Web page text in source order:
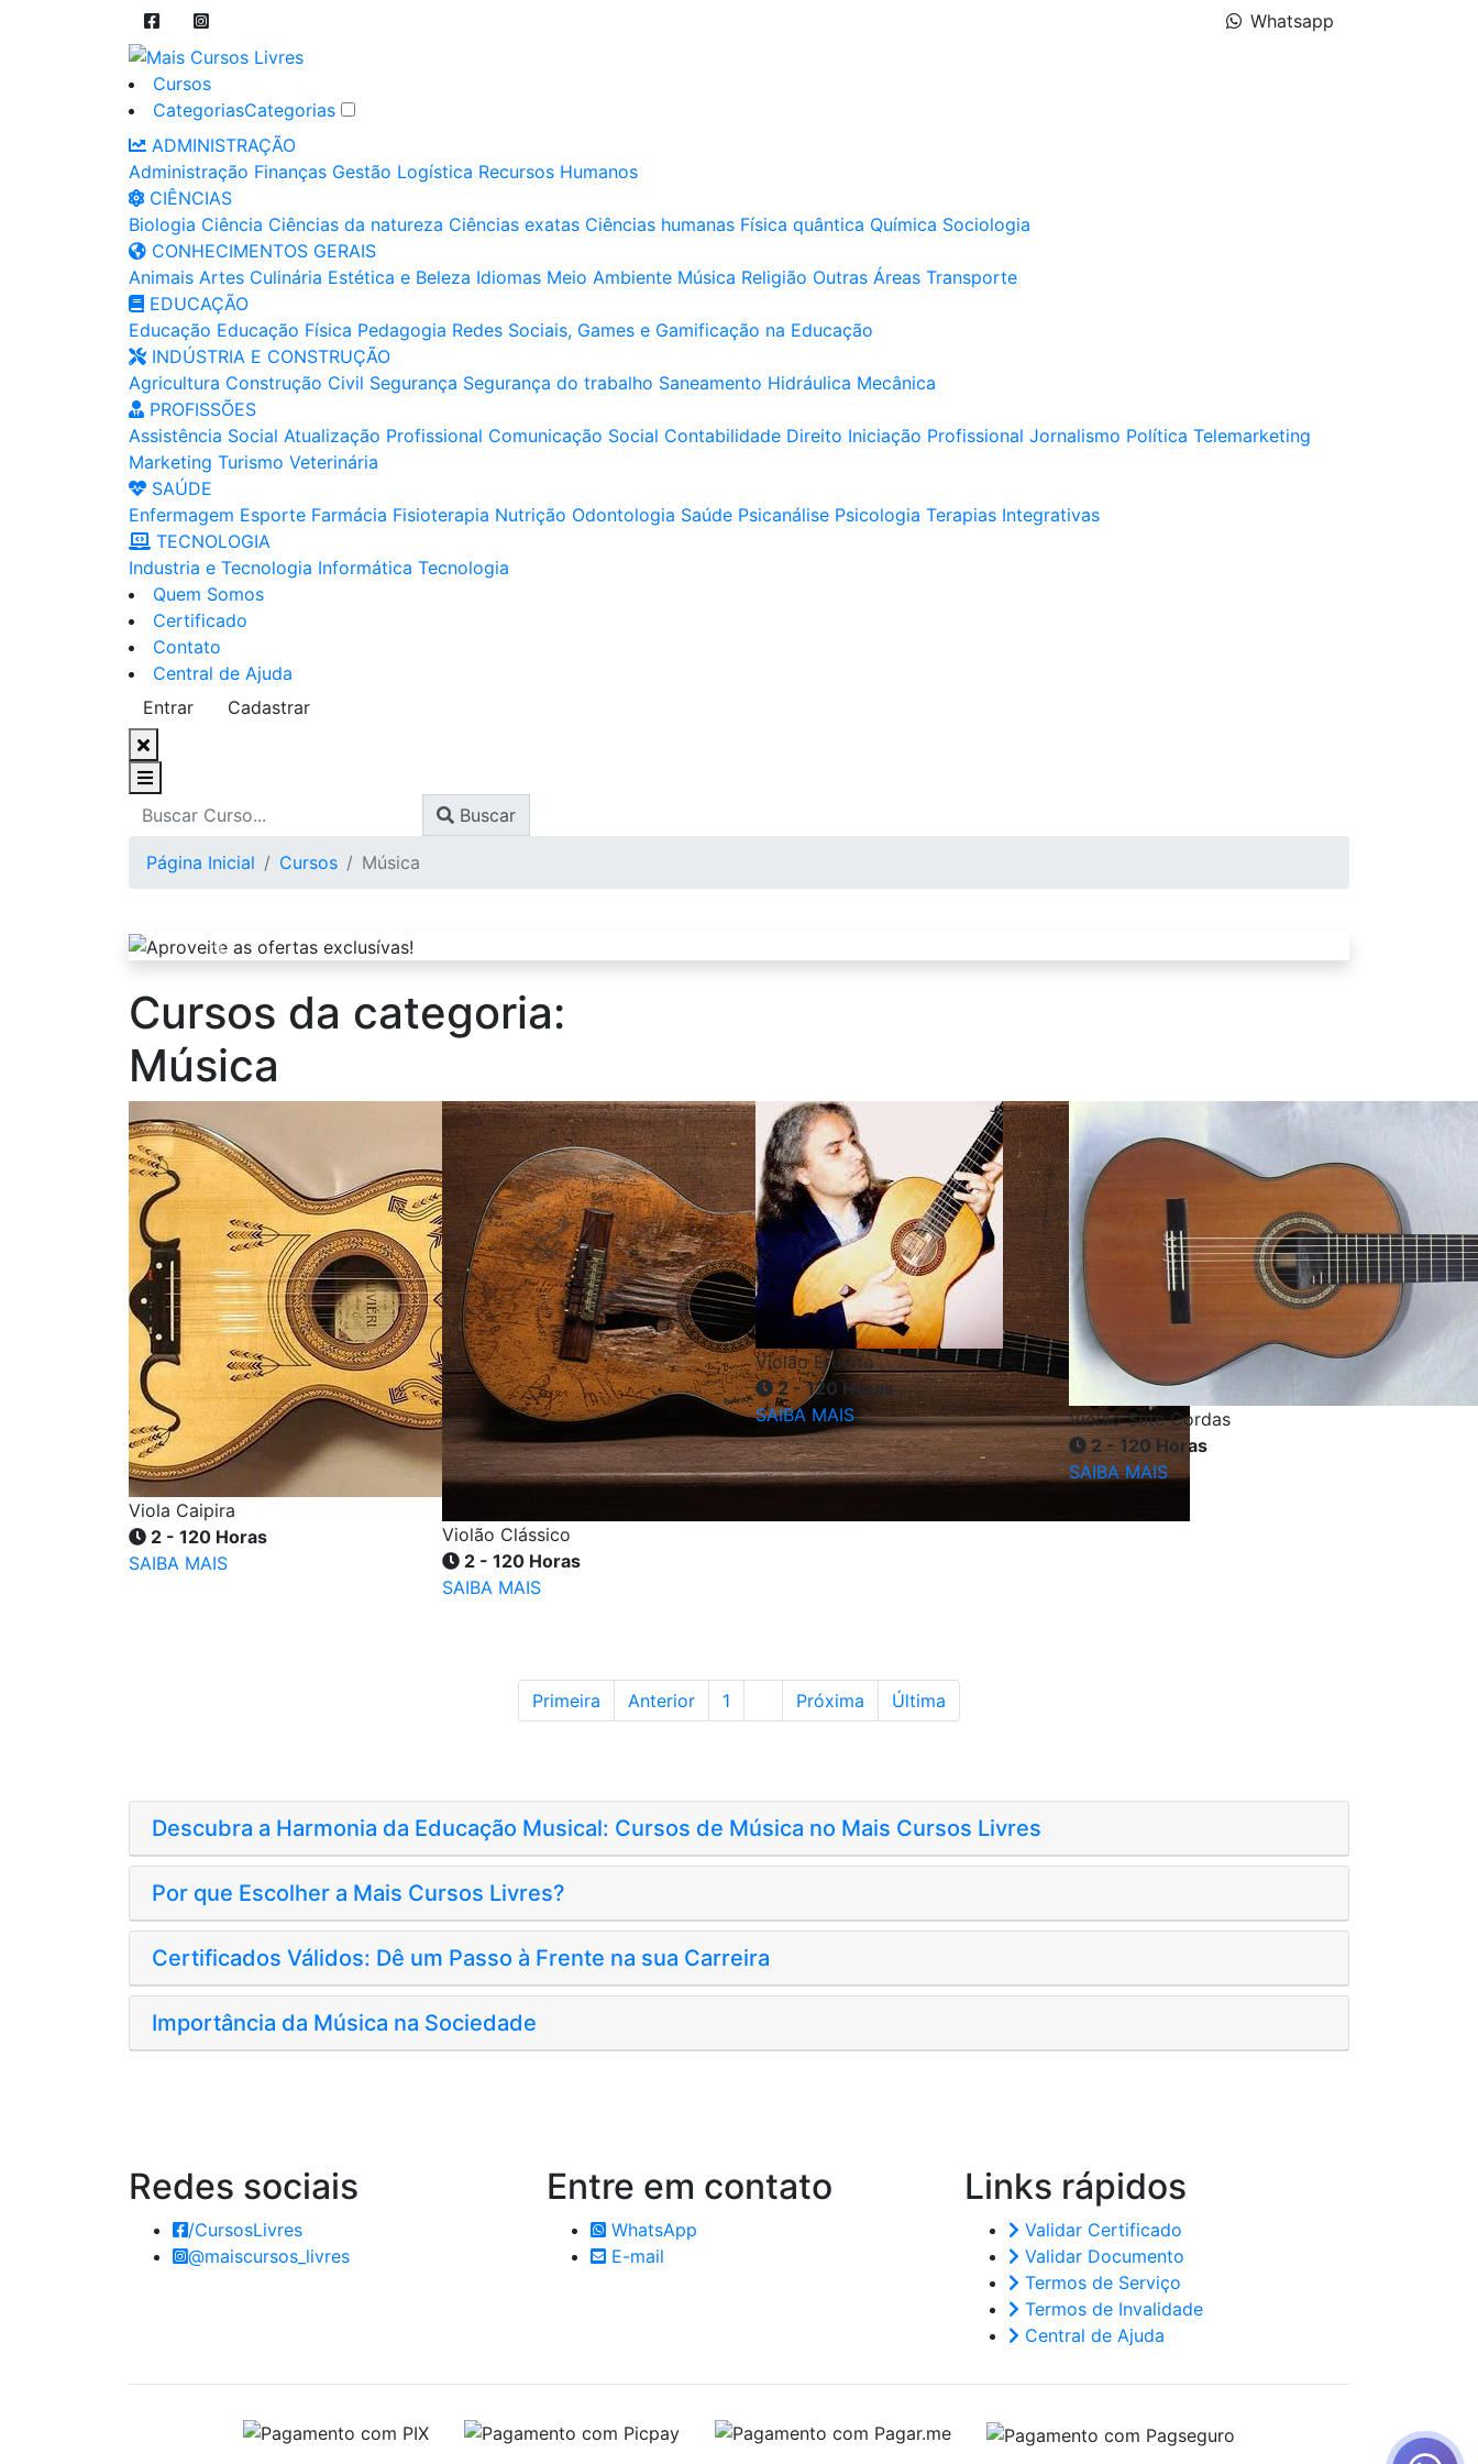
Whatsapp
Cursos
CategoriasCategorias
ADMINISTRAÇÃO
Administração Finanças Gestão Logística Recursos Humanos
CIÊNCIAS
Biologia Ciência Ciências da natureza Ciências exatas Ciências humanas Física quântica Química Sociologia
CONHECIMENTOS GERAIS
Animais Artes Culinária Estética e Beleza Idiomas Meio Ambiente Música Religião Outras Áreas Transporte
EDUCAÇÃO
Educação Educação Física Pedagogia Redes Sociais, Games e Gamificação na Educação
INDÚSTRIA E CONSTRUÇÃO
Agricultura Construção Civil Segurança Segurança do trabalho Saneamento Hidráulica Mecânica
PROFISSÕES
Assistência Social Atualização Profissional Comunicação Social Contabilidade Direito Iniciação Profissional Jornalismo Política Telemarketing
Marketing Turismo Veterinária
SAÚDE
Enfermagem Esporte Farmácia Fisioterapia Nutrição Odontologia Saúde Psicanálise Psicologia Terapias Integrativas
TECNOLOGIA
Industria e Tecnologia Informática Tecnologia
Quem Somos
Certificado
Contato
Central de Ajuda
Entrar
Cadastrar
Buscar
Página Inicial Cursos Música
Cursos da categoria:
Música
Viola Caipira
2 - 120 Horas
SAIBA MAIS
Violão Clássico
2 - 120 Horas
SAIBA MAIS
Violão Erudito
2 - 120 Horas
SAIBA MAIS
Violão Sete Cordas
2 - 120 Horas
SAIBA MAIS
Primeira Anterior 1 Próxima Última
Descubra a Harmonia da Educação Musical: Cursos de Música no Mais Cursos Livres
Por que Escolher a Mais Cursos Livres?
Certificados Válidos: Dê um Passo à Frente na sua Carreira
Importância da Música na Sociedade
Redes sociais
/CursosLivres
@maiscursos_livres
Entre em contato
WhatsApp
E-mail
Links rápidos
Validar Certificado
Validar Documento
Termos de Serviço
Termos de Invalidade
Central de Ajuda